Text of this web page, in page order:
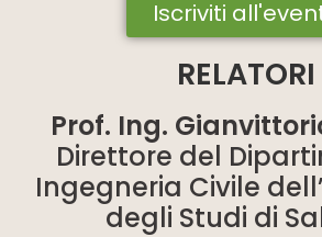
Iscriviti
RELATORI
Prof. Ing.
Direttore del
Ingegneria Civile
degli Studi di